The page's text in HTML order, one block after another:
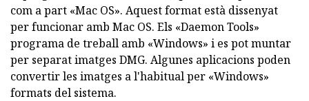
com a part «Mac OS». Aquest format està dissenyat
per funcionar amb Mac OS. Els «Daemon Tools»
programa de treball amb «Windows» i es pot muntar
per separat imatges DMG. Algunes aplicacions poden
convertir les imatges a l'habitual per «Windows»
formats del sistema.